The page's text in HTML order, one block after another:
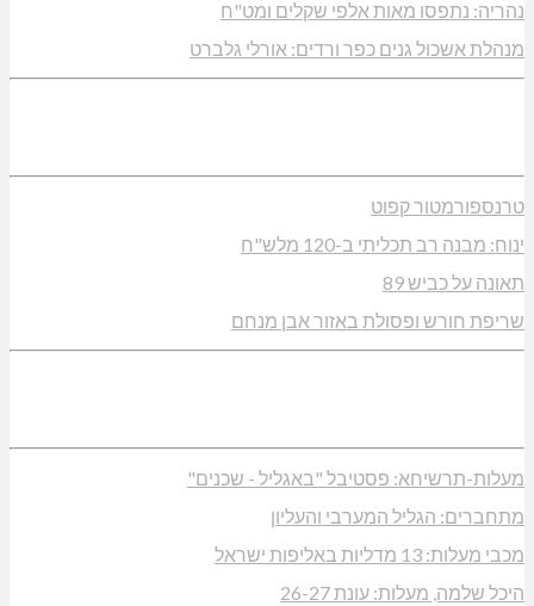
נהריה: נתפסו מאות אלפי שקלים ומט"ח
מנהלת אשכול גנים כפר ורדים: אורלי גלברט
טרנספורמטור קפוט
ינוח: מבנה רב תכליתי ב-120 מלש"ח
תאונה על כביש 89
שריפת חורש ופסולת באזור אבן מנחם
מעלות-תרשיחא: פסטיבל "באגליל - שכנים"
מתחברים: הגליל המערבי והעליון
מכבי מעלות: 13 מדליות באליפות ישראל
היכל שלמה, מעלות: עונת 26-27